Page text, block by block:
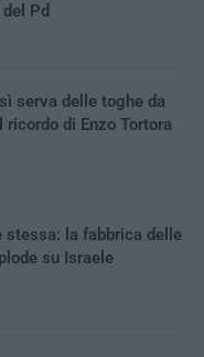
Pd
serva delle toghe da
ricordo di Enzo Tortora
stessa: la fabbrica delle
su Israele